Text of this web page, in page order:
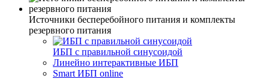
Источники бесперебойного питания и комплекты
резервного питания
ИБП с правильной синусоидой
Линейно интерактивные ИБП
Smart ИБП online